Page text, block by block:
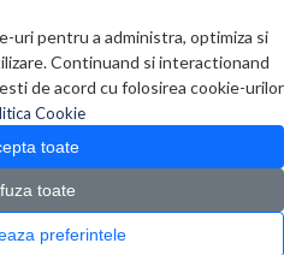
pentru a administra, optimiza si
Continuand si interactionand
de acord cu folosirea cookie-urilor
Cookie
toate
toate
Administreaza preferintele
0 produs(e)
exterior > Detector PIR de exterior cu